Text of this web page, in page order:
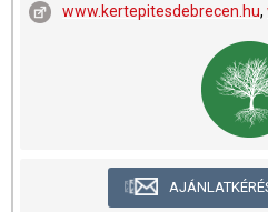
www.kertepitesdebrecen.hu,